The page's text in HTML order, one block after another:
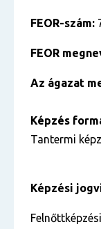
FEOR-szám:
FEOR
Az ágazat
Képzés
Tantermi
Képzési